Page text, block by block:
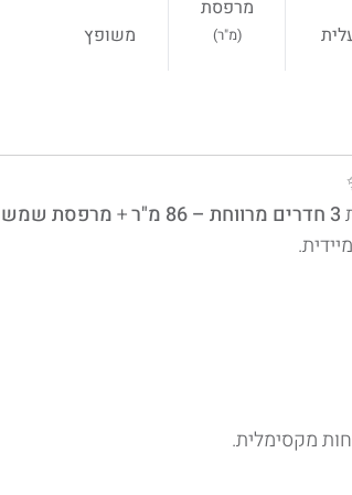
מרפסת
(מ"ר) משופץ
3 חדרים מרווחת – 86 מ"ר +מרפסת שמש 11
מקסימלית.